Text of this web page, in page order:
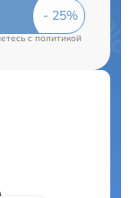
c политикой